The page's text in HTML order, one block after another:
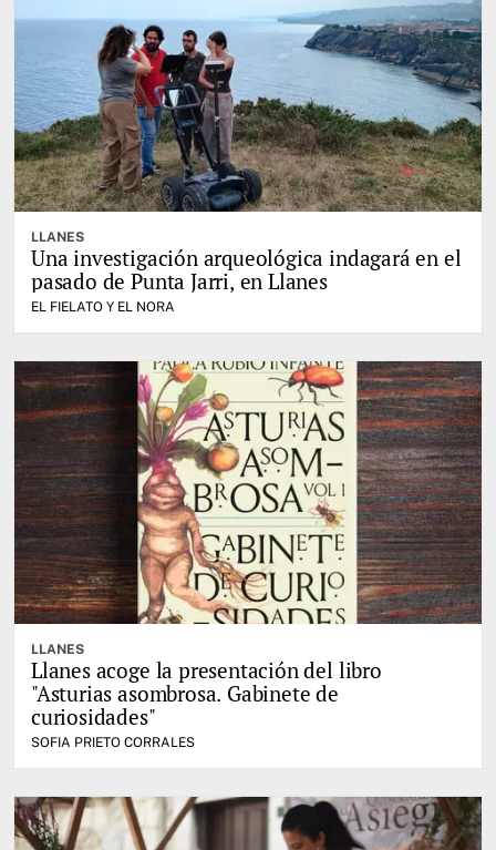
LLANES
Una investigación arqueológica indagará en el
pasado de Punta Jarri, en Llanes
EL FIELATO Y EL NORA
LLANES
Llanes acoge la presentación del libro
"Asturias asombrosa. Gabinete de
curiosidades"
SOFIA PRIETO CORRALES